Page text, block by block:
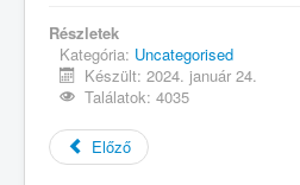
HIVATAL
Események
INTÉZMÉNYEK
CIVIL SZERVEZETEK
Hirdetmények
Részletek
Kategória: Uncategorised
Készült: 2024. január 24.
Találatok: 4035
Előző